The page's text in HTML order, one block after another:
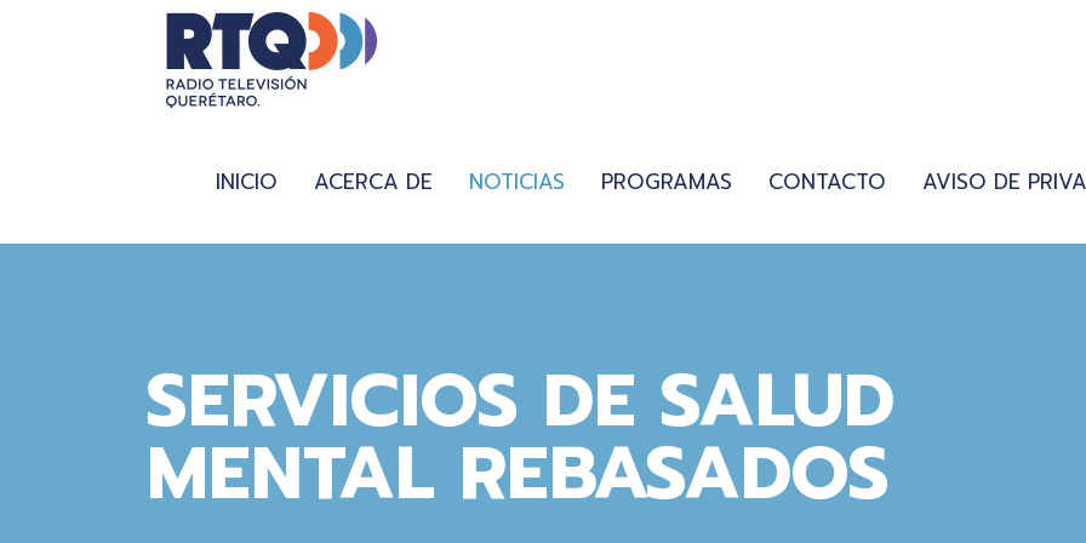
INICIO ACERCA DE NOTICIAS PROGRAMAS CONTACTO AVISO DE
SERVICIOS DE SALUD
MENTAL REBASADOS